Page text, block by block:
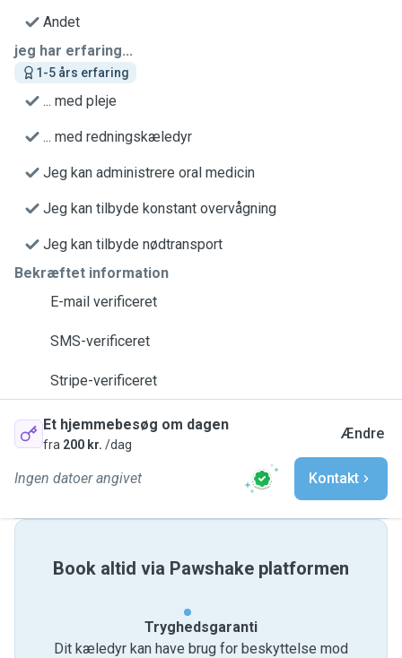
Andet
jeg har erfaring...
1-5 års erfaring
... med pleje
... med redningskæledyr
Jeg kan administrere oral medicin
Jeg kan tilbyde konstant overvågning
Jeg kan tilbyde nødtransport
Bekræftet information
E-mail verificeret
SMS-verificeret
Stripe-verificeret
Et hjemmebesøg om dagen
fra 200 kr. /dag
Ændre
Ingen datoer angivet Kontakt
Book altid via Pawshake platformen
Tryghedsgaranti
Dit kæledyr kan have brug for beskyttelse mod